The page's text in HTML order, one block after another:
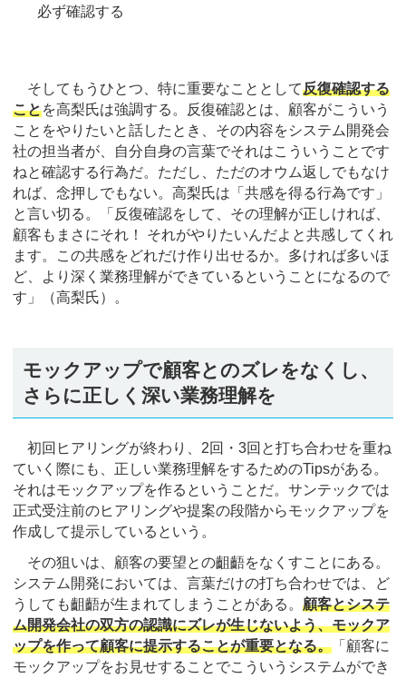
必ず確認する
そしてもうひとつ、特に重要なこととして反復確認する
ことを高梨氏は強調する。反復確認とは、顧客がこういう
ことをやりたいと話したとき、その内容をシステム開発会
社の担当者が、自分自身の言葉でそれはこういうことです
ねと確認する行為だ。ただし、ただのオウム返しでもなけ
れば、念押しでもない。高梨氏は「共感を得る行為です」
と言い切る。「反復確認をして、その理解が正しければ、
顧客もまさにそれ！ それがやりたいんだよと共感してくれ
ます。この共感をどれだけ作り出せるか。多ければ多いほ
ど、より深く業務理解ができているということになるので
す」（高梨氏）。
モックアップで顧客とのズレをなくし、
さらに正しく深い業務理解を
初回ヒアリングが終わり、2回・3回と打ち合わせを重ね
ていく際にも、正しい業務理解をするためのTipsがある。
それはモックアップを作るということだ。サンテックでは
正式受注前のヒアリングや提案の段階からモックアップを
作成して提示しているという。
その狙いは、顧客の要望との齟齬をなくすことにある。
システム開発においては、言葉だけの打ち合わせでは、ど
うしても齟齬が生まれてしまうことがある。 顧客とシステ
ム開発会社の双方の認識にズレが生じないよう、モックア
ップを作って顧客に提示することが重要となる。 「顧客に
モックアップをお見せすることでこういうシステムができ